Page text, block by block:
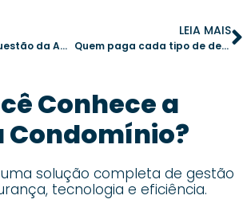
Como tratar a questão da Acessibilidade em condomínios
LEIA MAIS
Quem paga cada tipo de despesa do condomínio?
Conhece a
Condomínio?
solução completa de gestão
tecnologia e eficiência.